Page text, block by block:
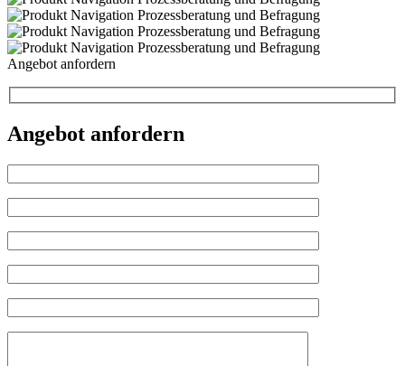
Angebot anfordern
Angebot anfordern